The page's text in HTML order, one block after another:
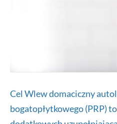
Cel Wlew domaciczny
bogatopłytkowego (PRP)